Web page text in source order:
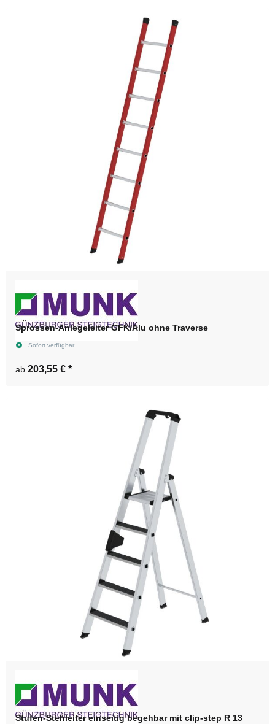
Sprossen-Anlegeleiter GFK/Alu ohne Traverse
Sofort verfügbar
ab 203,55 € *
Stufen-Stehleiter einseitig begehbar mit clip-step R 13